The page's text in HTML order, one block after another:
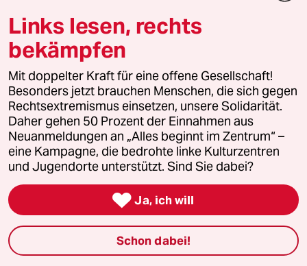
A anke
17.01.2008
In ihrer aktuellen Ausgabe lässt die Zeit (wohl
in Abbitte für den auch in der taz
kommentierten Kommentar von Jens Jessen)
Giovanni di Lorenzo zu Wort kommen. Der wirft
"Linken und Liberalen" ganz pauschal vor, sie
würden Koch erst richtig "groß" machen mit
ihren Reaktionen auf seine kruden Vorschläge.
Sie hätten, behauptet er, "wenig Gefühl für die
fatale Wirkung, die sie damit bei den Menschen
erzielen." Bei DEN Menschen, schreibt der
Mann, und meint damit ohne Zweifel auch
mich. Linke und Liberale (wer auch immer das
im Einzelnen sein mag) würden "gleichgültig"
erscheinen gegenüber dem "Leid der Opfer",
Links lesen, rechts
bekämpfen
Mit doppelter Kraft für eine offene Gesellschaft!
Besonders jetzt brauchen Menschen, die sich gegen
Rechtsextremismus einsetzen, unsere Solidarität.
Daher gehen 50 Prozent der Einnahmen aus
Neuanmeldungen an „Alles beginnt im Zentrum“ –
eine Kampagne, die bedrohte linke Kulturzentren
und Jugendorte unterstützt. Sind Sie dabei?
 Ja, ich will
Schon dabei!